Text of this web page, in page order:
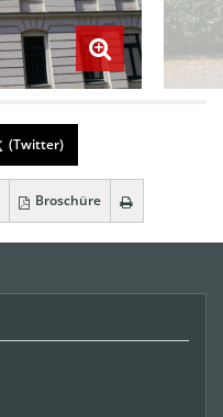
(Twitter)
Broschüre